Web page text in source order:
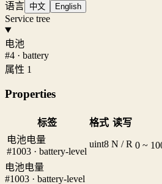
语言 中文 English
Service tree
电池
#4 · battery
属性 1
Properties
标签 格式 读写
电池电量
#1003 · battery-level
uint8 N / R 0 ~
电池电量
#1003 · battery-level